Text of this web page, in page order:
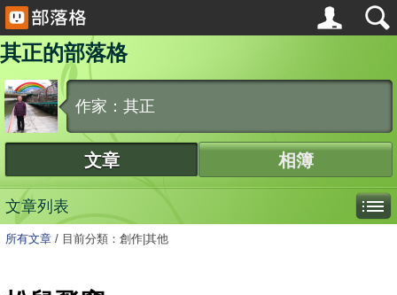
其正的部落格
作家：其正
文章 相簿
文章列表
所有文章 / 目前分類：創作|其他